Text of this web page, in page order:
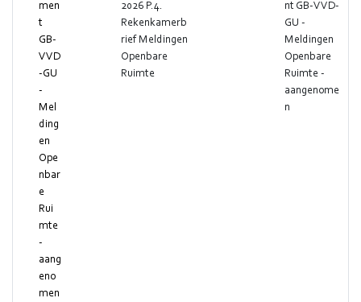
men
t
GB-
VVD
-GU
-
Mel
ding
en
Ope
nbar
e
Rui
mte
-
aang
eno
men
2026 P.4.
Rekenkamerb
rief Meldingen
Openbare
Ruimte
nt GB-VVD-
GU -
Meldingen
Openbare
Ruimte -
aangenome
n